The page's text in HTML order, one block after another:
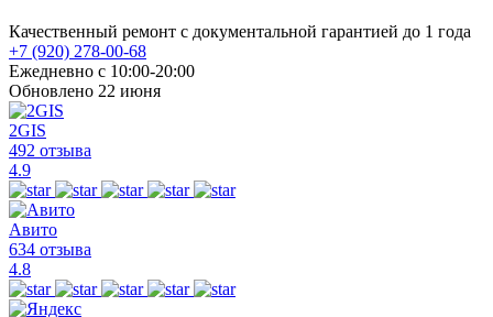
Качественный ремонт с документальной гарантией до 1 года
+7 (920) 278-00-68
Ежедневно с 10:00-20:00
Обновлено 22 июня
2GIS
492 отзыва
4.9
Авито
634 отзыва
4.8